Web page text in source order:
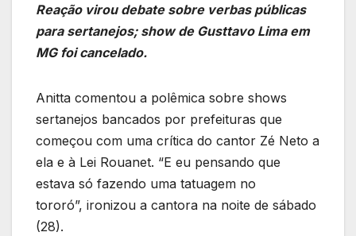
Reação virou debate sobre verbas públicas
para sertanejos; show de Gusttavo Lima em
MG foi cancelado.
Anitta comentou a polêmica sobre shows
sertanejos bancados por prefeituras que
começou com uma crítica do cantor Zé Neto a
ela e à Lei Rouanet. “E eu pensando que
estava só fazendo uma tatuagem no
tororó”, ironizou a cantora na noite de sábado
(28).